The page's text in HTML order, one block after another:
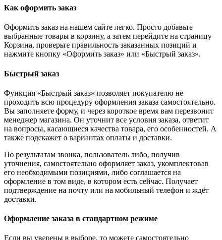
Как оформить заказ
Оформить заказ на нашем сайте легко. Просто добавьте
выбранные товары в корзину, а затем перейдите на страницу
Корзина, проверьте правильность заказанных позиций и
нажмите кнопку «Оформить заказ» или «Быстрый заказ».
Быстрый заказ
Функция «Быстрый заказ» позволяет покупателю не
проходить всю процедуру оформления заказа самостоятельно.
Вы заполняете форму, и через короткое время вам перезвонит
менеджер магазина. Он уточнит все условия заказа, ответит
на вопросы, касающиеся качества товара, его особенностей. А
также подскажет о вариантах оплаты и доставки.
По результатам звонка, пользователь либо, получив
уточнения, самостоятельно оформляет заказ, укомплектовав
его необходимыми позициями, либо соглашается на
оформление в том виде, в котором есть сейчас. Получает
подтверждение на почту или на мобильный телефон и ждёт
доставки.
Оформление заказа в стандартном режиме
Если вы уверены в выборе, то можете самостоятельно